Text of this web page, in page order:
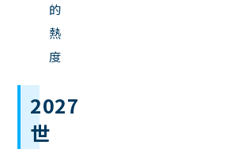
的
熱
度
2027
世